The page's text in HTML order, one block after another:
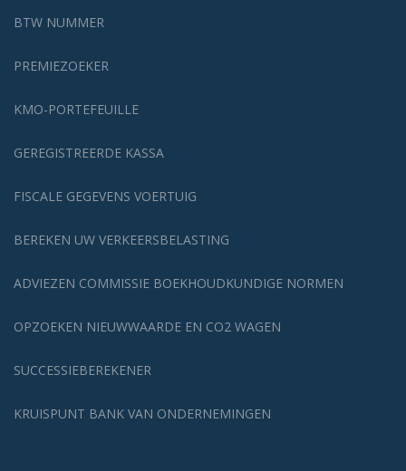
BTW NUMMER
PREMIEZOEKER
KMO-PORTEFEUILLE
GEREGISTREERDE KASSA
FISCALE GEGEVENS VOERTUIG
BEREKEN UW VERKEERSBELASTING
ADVIEZEN COMMISSIE BOEKHOUDKUNDIGE NORMEN
OPZOEKEN NIEUWWAARDE EN CO2 WAGEN
SUCCESSIEBEREKENER
KRUISPUNT BANK VAN ONDERNEMINGEN